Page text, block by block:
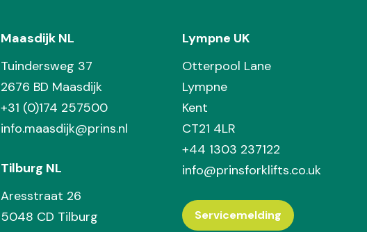
Maasdijk NL
Tuindersweg 37
2676 BD Maasdijk
+31 (0)174 257500
info.maasdijk@prins.nl
Tilburg NL
Aresstraat 26
5048 CD Tilburg
Lympne UK
Otterpool Lane
Lympne
Kent
CT21 4LR
+44 1303 237122
info@prinsforklifts.co.uk
Servicemelding